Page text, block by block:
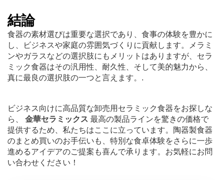
結論
食器の素材選びは重要な選択であり、食事の体験を豊かに
し、ビジネスや家庭の雰囲気づくりに貢献します。メラミ
ンやガラスなどの選択肢にもメリットはありますが、セラ
ミック食器はその汎用性、耐久性、そして美的魅力から、
真に最良の選択肢の一つと言えます。.
ビジネス向けに高品質な卸売用セラミック食器をお探しな
ら、 金華セラミックス 最高の製品ラインを驚きの価格で
提供するため、私たちはここに立っています。陶器製食器
のまとめ買いのお手伝いも、特別な食卓体験をさらに一歩
進めるアイデアのご提案も喜んで承ります。お気軽にお問
い合わせください！